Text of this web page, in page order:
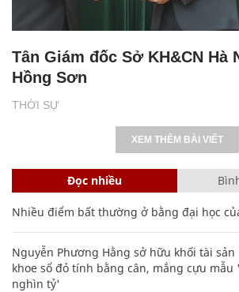
THỜI SỰ
Tân Giám đốc Sở KH&CN Hà
Hồng Sơn
XEM THÊM BÀI VIẾT
Đọc nhiều
Nhiều điểm bất thường ở bằng đại học
Nguyễn Phương Hằng sở hữu khối tài
khoe sổ đỏ tính bằng cân, mắng cựu mẫu
nghìn tỷ'